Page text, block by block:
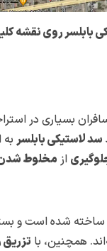
بابلسر روی نقشه
بسیاری در
سد لاستیکی بابلسر
از مخلوط
ساخته شده است و
همچنین، با تزریق